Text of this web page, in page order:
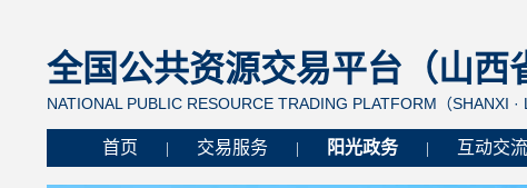
全国公共资源交易平台（山西
NATIONAL PUBLIC RESOURCE TRADING PLATFORM（SHANXI ·
首页 交易服务 阳光政务 互动交流